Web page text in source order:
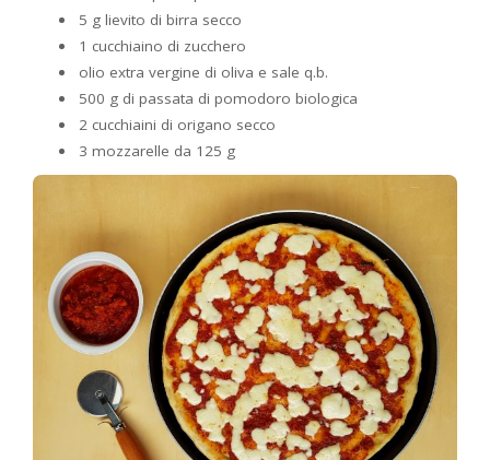
5 g lievito di birra secco
1 cucchiaino di zucchero
olio extra vergine di oliva e sale q.b.
500 g di passata di pomodoro biologica
2 cucchiaini di origano secco
3 mozzarelle da 125 g